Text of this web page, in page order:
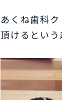
あくね歯科
頂けるという